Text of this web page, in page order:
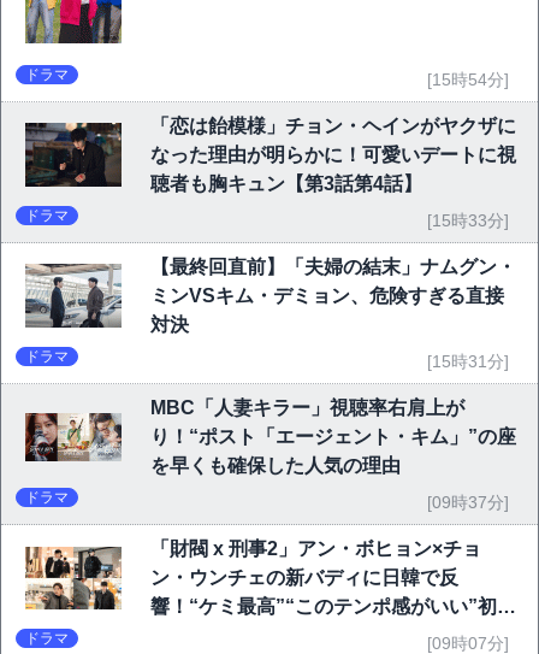
ドラマ [15時54分]
「恋は飴模様」チョン・ヘインがヤクザに
なった理由が明らかに！可愛いデートに視
聴者も胸キュン【第3話第4話】
ドラマ [15時33分]
【最終回直前】「夫婦の結末」ナムグン・
ミンVSキム・デミョン、危険すぎる直接
対決
ドラマ [15時31分]
MBC「人妻キラー」視聴率右肩上が
り！“ポスト「エージェント・キム」”の座
を早くも確保した人気の理由
ドラマ [09時37分]
「財閥 x 刑事2」アン・ボヒョン×チョ
ン・ウンチェの新バディに日韓で反
響！“ケミ最高”“このテンポ感がいい”初回
ドラマ [09時07分]